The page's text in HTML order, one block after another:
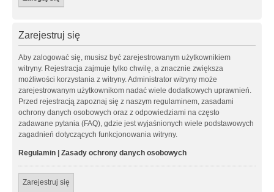
Zarejestruj się
Aby zalogować się, musisz być zarejestrowanym użytkownikiem
witryny. Rejestracja zajmuje tylko chwilę, a znacznie zwiększa
możliwości korzystania z witryny. Administrator witryny może
zarejestrowanym użytkownikom nadać wiele dodatkowych uprawnień.
Przed rejestracją zapoznaj się z naszym regulaminem, zasadami
ochrony danych osobowych oraz z odpowiedziami na często
zadawane pytania (FAQ), gdzie jest wyjaśnionych wiele podstawowych
zagadnień dotyczących funkcjonowania witryny.
Regulamin | Zasady ochrony danych osobowych
Zarejestruj się